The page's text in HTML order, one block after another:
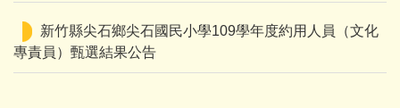
新竹縣尖石鄉尖石國民小學109學年度約用人員（文化
專責員）甄選結果公告